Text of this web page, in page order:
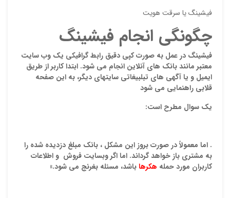
فیشینگ یا سرقت هویت
چگونگی انجام فیشینگ
فیشینگ در عمل به صورت کپی دقیق رابط گرافیکی یک وب سایت
معتبر مانند بانک هاي آنلاین انجام می شود. ابتدا کاربر از طریق
ایمیل و یا آگهی هاي تبلبیغاتی سایتهاي دیگر، به این صفحه
قلابی راهنمایی می شود
یک سوال مطرح است:
. اما معمولاً در صورت بروز این مشکل ، بانک مبلغ دزدیده شده را
به مشتری باز خواهد گرداند. اما اگر وبسایت فروش و اطلاعات
کاربران مورد حمله هکرهاباشد، مسئله بغرنج می شود.»